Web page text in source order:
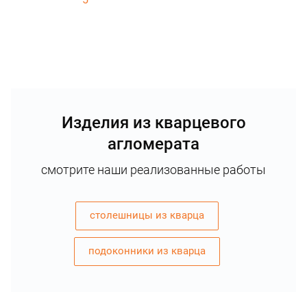
Изделия из кварцевого
агломерата
смотрите наши реализованные работы
столешницы из кварца
подоконники из кварца